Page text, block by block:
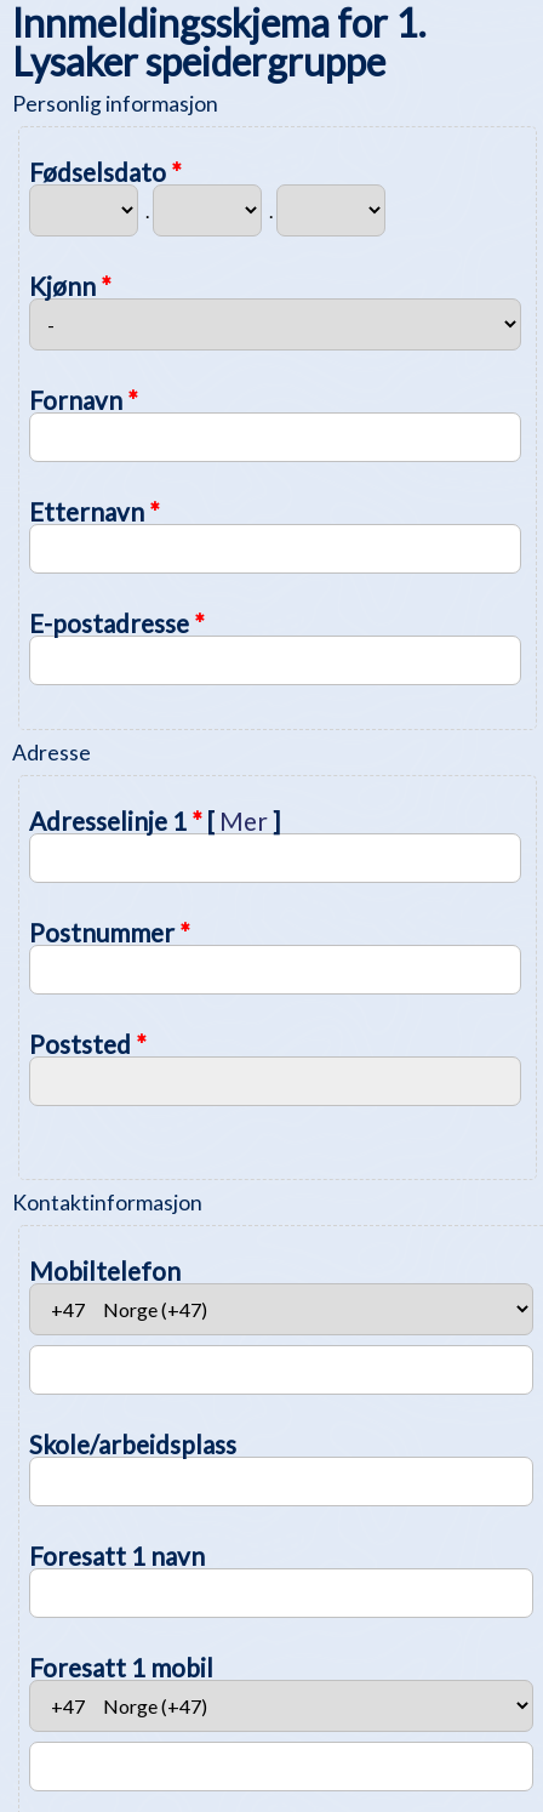
Innmeldingsskjema for 1.
Lysaker speidergruppe
Personlig informasjon
Fødselsdato *
. .
Kjønn *
Fornavn *
Etternavn *
E-postadresse *
Adresse
Adresselinje 1 * [ Mer]
Postnummer*
Poststed *
Kontaktinformasjon
Mobiltelefon
Skole/arbeidsplass
Foresatt 1 navn
Foresatt 1 mobil